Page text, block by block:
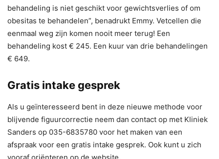
behandeling is niet geschikt voor gewichtsverlies of om
obesitas te behandelen”, benadrukt Emmy. Vetcellen die
eenmaal weg zijn komen nooit meer terug! Een
behandeling kost € 245. Een kuur van drie behandelingen
€ 649.
Gratis intake gesprek
Als u geïnteresseerd bent in deze nieuwe methode voor
blijvende figuurcorrectie neem dan contact op met Kliniek
Sanders op 035-6835780 voor het maken van een
afspraak voor een gratis intake gesprek. Ook kunt u zich